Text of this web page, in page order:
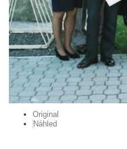
Original
Náhled